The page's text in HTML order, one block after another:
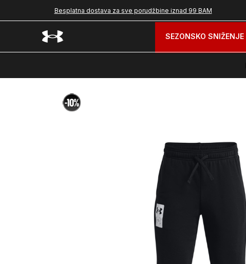
Besplatna dostava za sve porudžbine iznad 99 BAM
SEZONSKO SNIŽENJE